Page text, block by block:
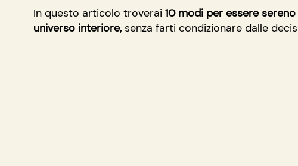
In questo articolo troverai 10 modi per essere
universo interiore, senza farti condizionare dalle